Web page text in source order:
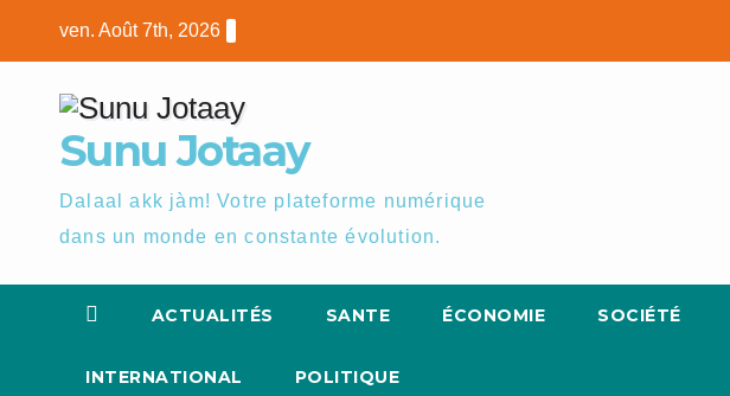
ven. Août 7th, 2026
Sunu Jotaay
Dalaal akk jàm! Votre plateforme numérique
dans un monde en constante évolution.
ACTUALITÉS SANTE ÉCONOMIE SOCIÉTÉ
INTERNATIONAL POLITIQUE